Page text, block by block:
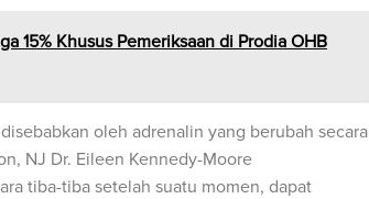
15% Khusus Pemeriksaan di Prodia OHB
disebabkan oleh adrenalin yang berubah secara
NJ Dr. Eileen Kennedy-Moore
tiba-tiba setelah suatu momen, dapat